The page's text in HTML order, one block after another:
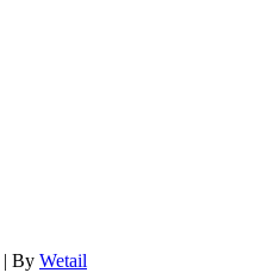
| By Wetail